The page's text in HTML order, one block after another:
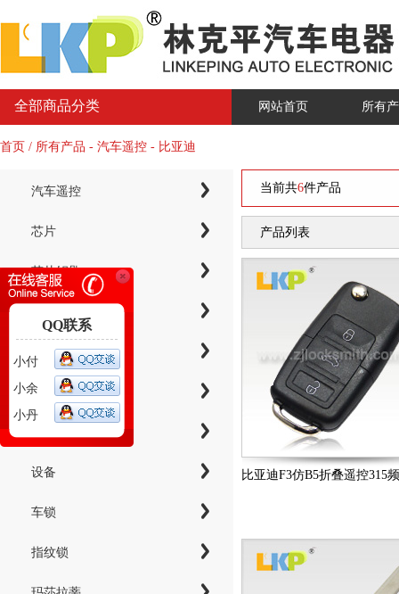
全部商品分类 网站首页 所有
首页 / 所有产品 - 汽车遥控 - 比亚迪
汽车遥控
芯片
芯片钥匙
电子芯片钥匙壳
智能卡小钥匙
设备
车锁
指纹锁
当前共6件产品
产品列表
比亚迪F3仿B5折叠遥控315
QQ联系
小付
小余
小丹